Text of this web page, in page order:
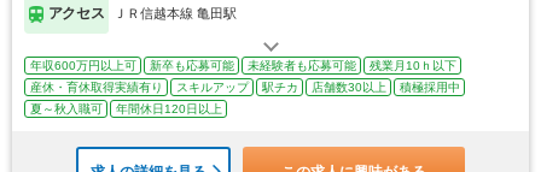
アクセス ＪＲ信越本線 亀田駅
年収600万円以上可 新卒も応募可能 未経験者も応募可能
残業月10ｈ以下
産休・育休取得実績有り
スキルアップ 駅チカ 店舗数30以上
積極採用中
夏～秋入職可
年間休日120日以上